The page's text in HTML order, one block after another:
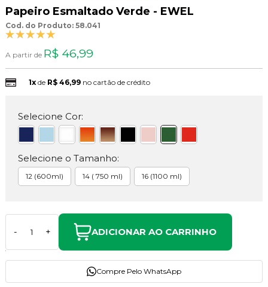
Papeiro Esmaltado Verde - EWEL
Cod. do Produto: 58.041
A partir de R$ 46,99
1xde R$ 46,99 no cartão de crédito
Selecione Cor:
Selecione o Tamanho:
12 (600ml) 14 ( 750 ml) 16 (1100 ml)
- + ADICIONAR AO CARRINHO
Compre Pelo WhatsApp